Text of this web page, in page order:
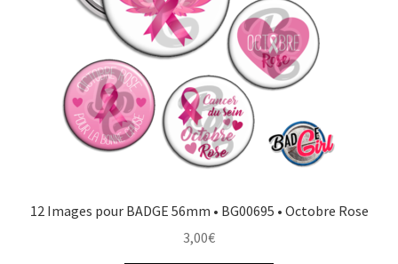
12 Images pour BADGE 56mm • BG00695 • Octobre Rose
3,00€